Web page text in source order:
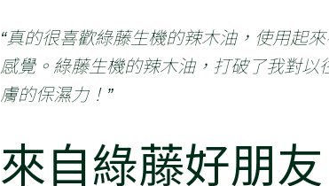
“真的很喜歡綠藤生機的辣木油，使用起
感覺。綠藤生機的辣木油，打破了我對
膚的保濕力！”
來自綠藤好朋